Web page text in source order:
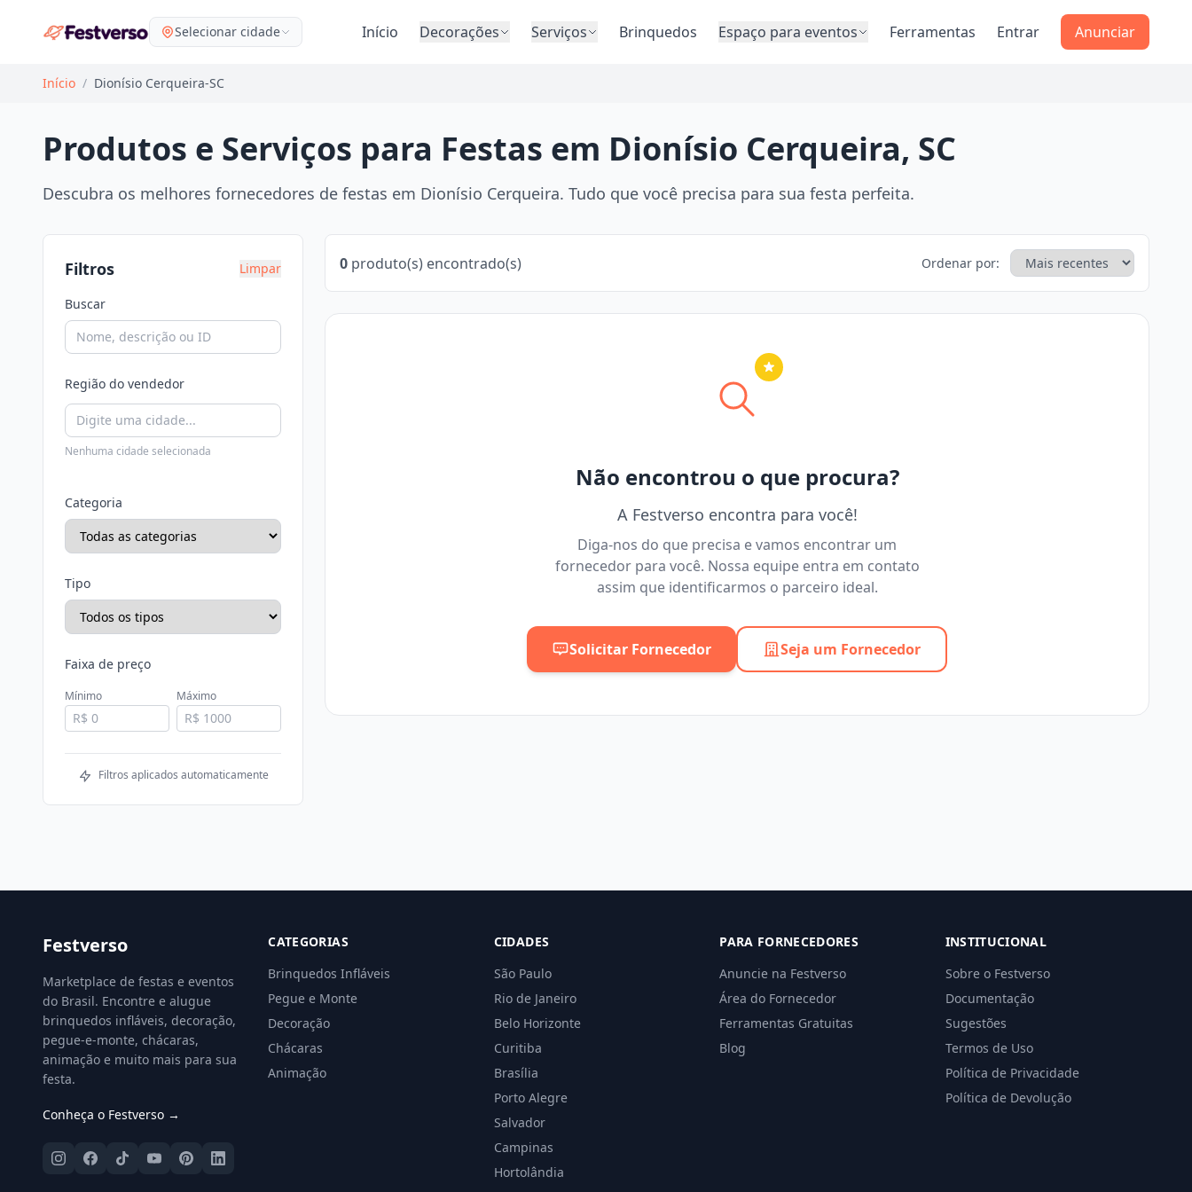
Selecionar cidade Início Decorações Serviços Brinquedos Espaço para eventos Ferramentas Entrar Anunciar
Início / Dionísio Cerqueira-SC
Produtos e Serviços para Festas em Dionísio Cerqueira, SC
Descubra os melhores fornecedores de festas em Dionísio Cerqueira. Tudo que você precisa para sua festa perfeita.
Filtros Limpar
Buscar
Região do vendedor
Nenhuma cidade selecionada
Categoria
Tipo
Faixa de preço
Mínimo Máximo
Filtros aplicados automaticamente
0 produto(s) encontrado(s) Ordenar por:
Não encontrou o que procura?
A Festverso encontra para você!
Diga-nos do que precisa e vamos encontrar um
fornecedor para você. Nossa equipe entra em contato
assim que identificarmos o parceiro ideal.
Solicitar Fornecedor Seja um Fornecedor
Festverso
Marketplace de festas e eventos
do Brasil. Encontre e alugue
brinquedos infláveis, decoração,
pegue-e-monte, chácaras,
animação e muito mais para sua
festa.
Conheça o Festverso →
CATEGORIAS
Brinquedos Infláveis
Pegue e Monte
Decoração
Chácaras
Animação
CIDADES
São Paulo
Rio de Janeiro
Belo Horizonte
Curitiba
Brasília
Porto Alegre
Salvador
Campinas
Hortolândia
PARA FORNECEDORES
Anuncie na Festverso
Área do Fornecedor
Ferramentas Gratuitas
Blog
INSTITUCIONAL
Sobre o Festverso
Documentação
Sugestões
Termos de Uso
Política de Privacidade
Política de Devolução